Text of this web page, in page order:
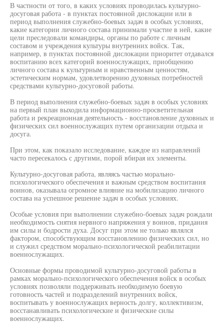
В частности от того, в каких условиях проводилась культурно-
досуговая работа - в пунктах постоянной дислокации или в
период выполнения служебно-боевых задач в особых условиях,
какие категории личного состава принимали участие в ней, какие
цели преследовали командиры, органы по работе с личным
составом и учреждения культуры внутренних войск. Так,
например, в пунктах постоянной дислокации приоритет отдавался
воспитанию всех категорий военнослужащих, приобщению
личного состава к культурным и нравственным ценностям,
эстетическим нормам, удовлетворению духовных потребностей
средствами культурно-досуговой работы.
В период выполнения служебно-боевых задач в особых условиях
на первый план выходила информационно-просветительная
работа и рекреационная деятельность - восстановление духовных и
физических сил военнослужащих путем организации отдыха и
досуга.
При этом, как показало исследование, каждое из направлений
часто пересекалось с другими, порой вбирая их элементы.
Культурно-досуговая работа, являясь частью морально-
психологического обеспечения и важным средством воспитания
воинов, оказывала огромное влияние на мобилизацию личного
состава на успешное решение задач в особых условиях.
Особые условия при выполнении служебно-боевых задач рождали
необходимость снятия нервного напряжения у воинов, придания
им силы и бодрости духа. Досуг при этом не только являлся
фактором, способствующим восстановлению физических сил, но
и служил средством морально-психологической реабилитации
военнослужащих.
Основные формы проводимой культурно-досуговой работы в
рамках морально-психологического обеспечения войск в особых
условиях позволяли поддерживать необходимую боевую
готовность частей и подразделений внутренних войск,
воспитывать у военнослужащих верность долгу, коллективизм,
восстанавливать психологические и физические силы
военнослужащих.